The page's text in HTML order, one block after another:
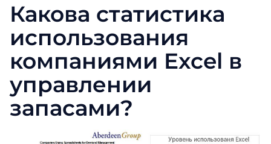
Какова статистика
использования
компаниями Excel в
управлении
запасами?